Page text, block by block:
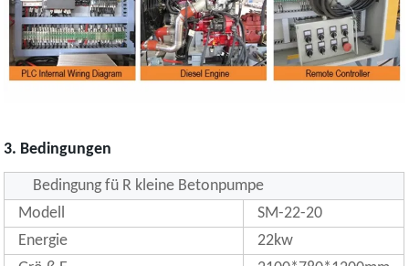
3. Bedingungen
Bedingung fü R kleine Betonpumpe
Modell
SM-22-20
Energie
22kw